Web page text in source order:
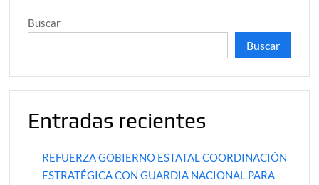
Buscar
Buscar
Entradas recientes
REFUERZA GOBIERNO ESTATAL COORDINACIÓN
ESTRATÉGICA CON GUARDIA NACIONAL PARA